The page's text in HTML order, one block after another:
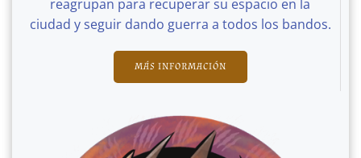
reagrupan para recuperar su espacio en la
ciudad y seguir dando guerra a todos los bandos.
MÁS INFORMACIÓN